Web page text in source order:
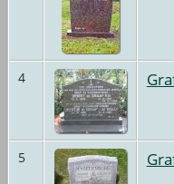
4
5